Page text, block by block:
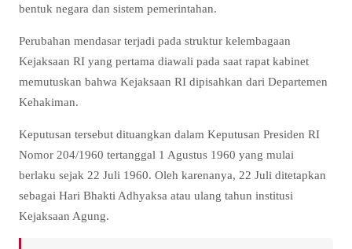
bentuk negara dan sistem pemerintahan.
Perubahan mendasar terjadi pada struktur kelembagaan
Kejaksaan RI yang pertama diawali pada saat rapat kabinet
memutuskan bahwa Kejaksaan RI dipisahkan dari Departemen
Kehakiman.
Keputusan tersebut dituangkan dalam Keputusan Presiden RI
Nomor 204/1960 tertanggal 1 Agustus 1960 yang mulai
berlaku sejak 22 Juli 1960. Oleh karenanya, 22 Juli ditetapkan
sebagai Hari Bhakti Adhyaksa atau ulang tahun institusi
Kejaksaan Agung.